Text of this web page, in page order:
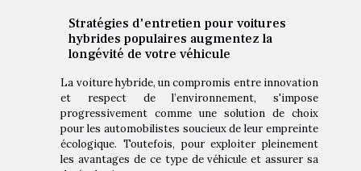
Stratégies d'entretien pour voitures
hybrides populaires augmentez la
longévité de votre véhicule
La voiture hybride, un compromis entre innovation
et respect de l’environnement, s'impose
progressivement comme une solution de choix
pour les automobilistes soucieux de leur empreinte
écologique. Toutefois, pour exploiter pleinement
les avantages de ce type de véhicule et assurer sa